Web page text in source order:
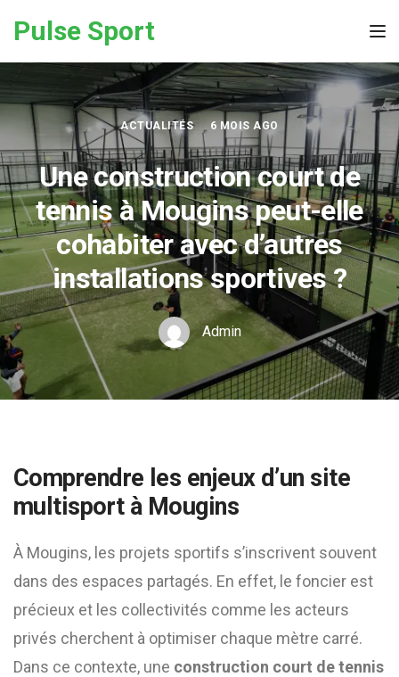
Pulse Sport
ACTUALITÉS 6 MOIS AGO
Une construction court de
tennis à Mougins peut-elle
cohabiter avec d’autres
installations sportives ?
Admin
Comprendre les enjeux d’un site
multisport à Mougins
À Mougins, les projets sportifs s’inscrivent souvent
dans des espaces partagés. En effet, le foncier est
précieux et les collectivités comme les acteurs
privés cherchent à optimiser chaque mètre carré.
Dans ce contexte, une construction court de tennis